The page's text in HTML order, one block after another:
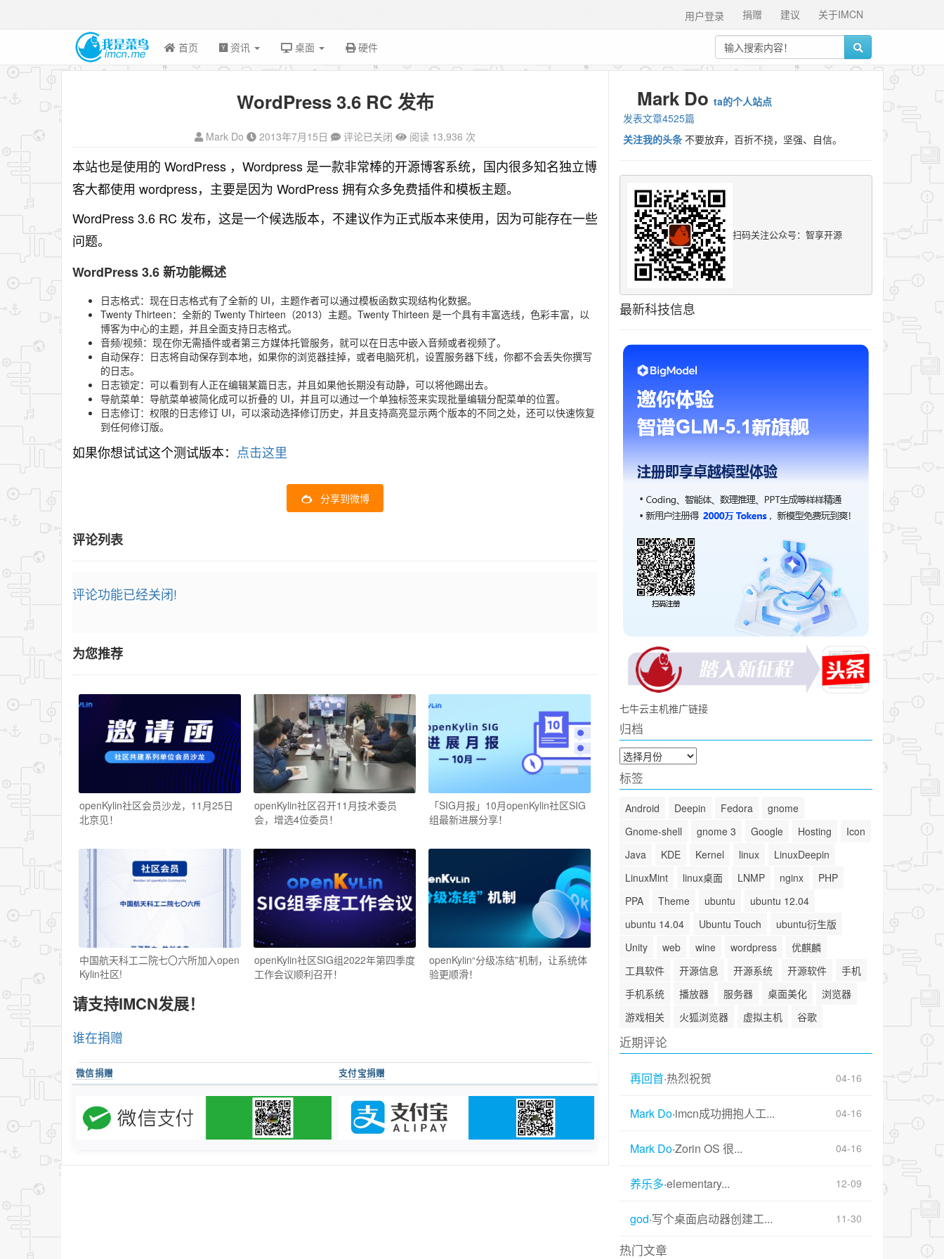
关于IMCN
建议
捐赠
用户登录
首页 资讯 桌面 硬件
WordPress 3.6 RC 发布
Mark Do 2013年7月15日 评论已关闭 阅读 13,936 次
本站也是使用的 WordPress ，Wordpress 是一款非常棒的开源博客系统，国内很多知名独立博
客大都使用 wordpress，主要是因为 WordPress 拥有众多免费插件和模板主题。
WordPress 3.6 RC 发布，这是一个候选版本，不建议作为正式版本来使用，因为可能存在一些
问题。
WordPress 3.6 新功能概述
日志格式：现在日志格式有了全新的 UI，主题作者可以通过模板函数实现结构化数据。
Twenty Thirteen：全新的 Twenty Thirteen（2013）主题。Twenty Thirteen 是一个具有丰富选线，色彩丰富，以
博客为中心的主题，并且全面支持日志格式。
音频/视频：现在你无需插件或者第三方媒体托管服务，就可以在日志中嵌入音频或者视频了。
自动保存：日志将自动保存到本地，如果你的浏览器挂掉，或者电脑死机，设置服务器下线，你都不会丢失你撰写
的日志。
日志锁定：可以看到有人正在编辑某篇日志，并且如果他长期没有动静，可以将他踢出去。
导航菜单：导航菜单被简化成可以折叠的 UI，并且可以通过一个单独标签来实现批量编辑分配菜单的位置。
日志修订：权限的日志修订 UI，可以滚动选择修订历史，并且支持高亮显示两个版本的不同之处，还可以快速恢复
到任何修订版。
如果你想试试这个测试版本： 点击这里
分享到微博
评论列表
评论功能已经关闭!
为您推荐
openKylin社区会员沙龙，11月25日
北京见！
openKylin社区召开11月技术委员
会，增选4位委员！
「SIG月报」10月openKylin社区SIG
组最新进展分享！
中国航天科工二院七〇六所加入open
Kylin社区!
openKylin社区SIG组2022年第四季度
工作会议顺利召开！
openKylin“分级冻结”机制，让系统体
验更顺滑！
请支持IMCN发展！
谁在捐赠
微信捐赠 支付宝捐赠
Mark Do ta的个人站点
发表文章4525篇
关注我的头条 不要放弃，百折不挠，坚强、自信。
扫码关注公众号：智享开源
最新科技信息
七牛云主机推广链接
归档
归
档
标签
Android Deepin Fedora
gnome
Gnome-shell
gnome 3 Google Hosting
Icon
Java
KDE Kernel linux
LinuxDeepin
LinuxMint
linux桌面 LNMP nginx
PHP
PPA
Theme ubuntu
ubuntu 12.04
ubuntu 14.04
Ubuntu Touch
ubuntu衍生版
Unity
web wine wordpress
优麒麟
工具软件
开源信息 开源系统 开源软件
手机
手机系统
播放器 服务器 桌面美化
浏览器
游戏相关
火狐浏览器 虚拟主机 谷歌
近期评论
再回首·热烈祝贺 04-16
Mark Do·imcn成功拥抱人工... 04-16
Mark Do·Zorin OS 很... 04-16
养乐多·elementary... 12-09
god·写个桌面启动器创建工... 11-30
热门文章